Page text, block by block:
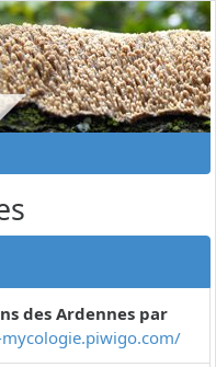
des Ardennes par